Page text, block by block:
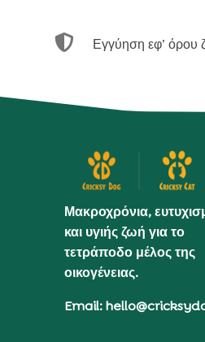
 Εγγύηση εφ’ όρου
Μακροχρόνια,
και υγιής ζωή για το
τετράποδο μέλος της
οικογένειας.
Email: